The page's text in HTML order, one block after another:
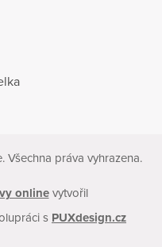
práva vyhrazena.
onlinevytvořil
s PUXdesign.cz